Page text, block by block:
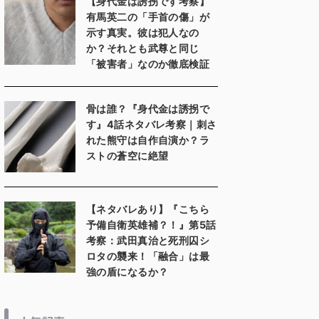
有馬英二の「手首の傷」が
示す真実。彼は犯人なの
か？それとも武尊と同じ
「被害者」なのか徹底検証
骨は誰？『身代金は誘拐で
す』4話ネタバレ考察｜刺さ
れた熊守は自作自演か？ラ
ストの蒼空に絶望
【ネタバレあり】『こちら
予備自衛英雄補？！』第5話
考察：武田真治と死刑囚シ
ロタの襲来！「融合」は最
強の盾になるか？